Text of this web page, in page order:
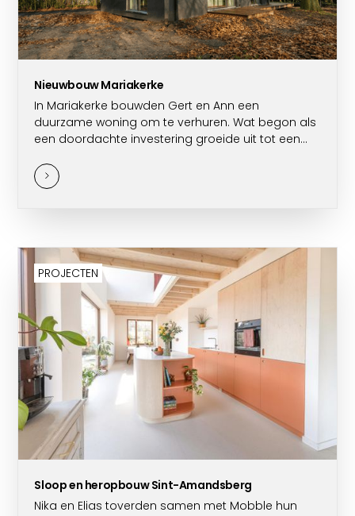
Nieuwbouw Mariakerke
In Mariakerke bouwden Gert en Ann een
duurzame woning om te verhuren. Wat begon als
een doordachte investering groeide uit tot een
samenvielen.
PROJECTEN
Sloop en heropbouw Sint-Amandsberg
Nika en Elias toverden samen met Mobble hun